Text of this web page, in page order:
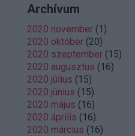
Archívum
2020 november (1)
2020 október (20)
2020 szeptember (15)
2020 augusztus (16)
2020 július (15)
2020 június (15)
2020 május (16)
2020 április (16)
2020 március (16)